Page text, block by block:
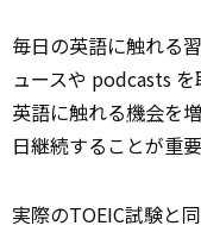
毎日の英語に触れる
ュースや podcasts
英語に触れる機会を
日継続することが重要
実際のTOEIC試験と